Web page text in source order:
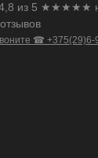
из 5 ★★★★★
☎ +375(29)6-